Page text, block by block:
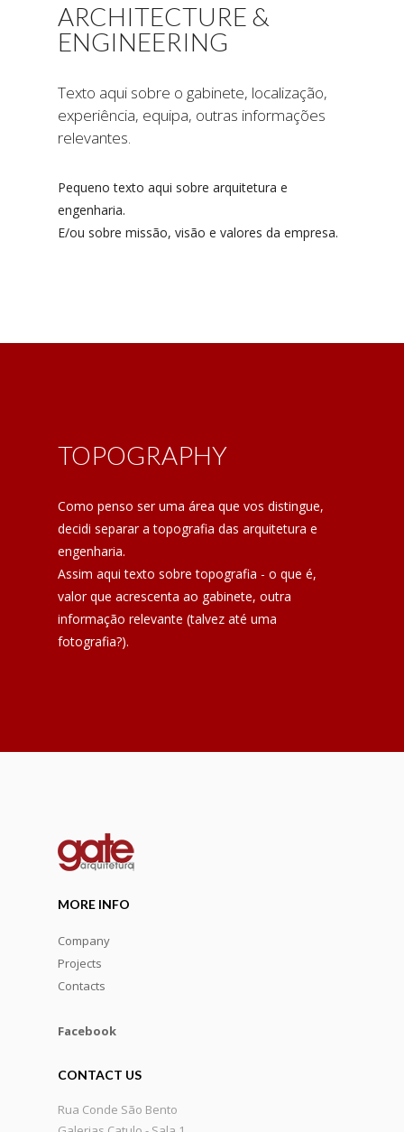
ARCHITECTURE &
ENGINEERING
Texto aqui sobre o gabinete, localização,
experiência, equipa, outras informações
relevantes.
Pequeno texto aqui sobre arquitetura e
engenharia.
E/ou sobre missão, visão e valores da empresa.
TOPOGRAPHY
Como penso ser uma área que vos distingue,
decidi separar a topografia das arquitetura e
engenharia.
Assim aqui texto sobre topografia - o que é,
valor que acrescenta ao gabinete, outra
informação relevante (talvez até uma
fotografia?).
MORE INFO
Company
Projects
Contacts
Facebook
CONTACT US
Rua Conde São Bento